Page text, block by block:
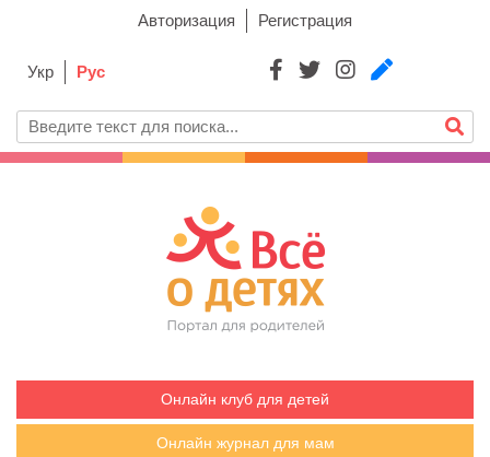
Авторизация Регистрация
Укр Рус
Онлайн клуб для детей
Онлайн журнал для мам